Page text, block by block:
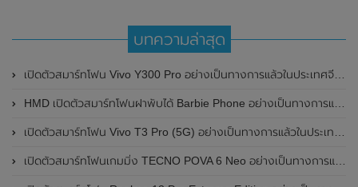
บทความล่าสุด
เปิดตัวสมาร์ทโฟน Vivo Y300 Pro อย่างเป็นทางการแล้วในประเทศจีน มาพร้อมดีไซน์พรีเมี่ยม ทนทาน และแบตเตอรี่สุดอึดขนาดใหญ่ 6,500mAh พร้อมรองรับการชาร์จไว 80W
HMD เปิดตัวสมาร์ทโฟนฝาพับได้ Barbie Phone อย่างเป็นทางการแล้ว มาพร้อมธีมสีชมพูสดใส
เปิดตัวสมาร์ทโฟน Vivo T3 Pro (5G) อย่างเป็นทางการแล้วในประเทศอินเดีย
เปิดตัวสมาร์ทโฟนเกมมิ่ง TECNO POVA 6 Neo อย่างเป็นทางการแล้วในประเทศไทย ในราคา 8,499 บาท